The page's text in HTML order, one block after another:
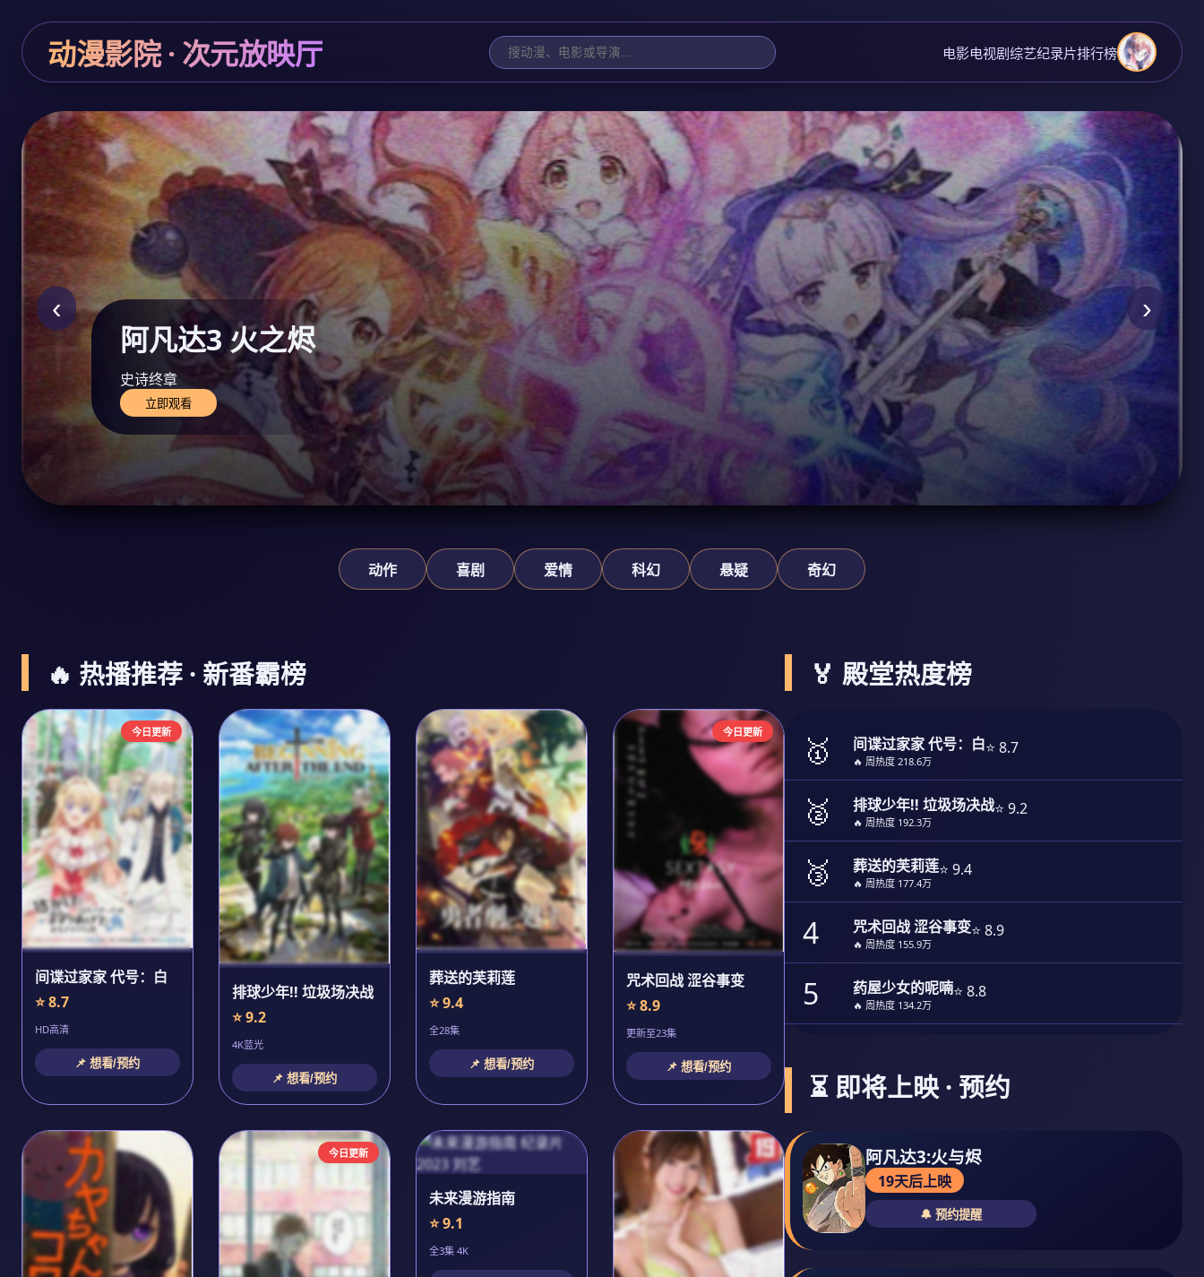
动漫影院 · 次元放映厅 电影电视剧综艺纪录片排行榜
阿凡达3 火之烬
史诗终章
立即观看
‹ ›
动作 喜剧 爱情 科幻 悬疑 奇幻
🔥 热播推荐 · 新番霸榜
今日更新
间谍过家家 代号：白
⭐ 8.7
HD高清
📌 想看/预约
排球少年!! 垃圾场决战
⭐ 9.2
4K蓝光
📌 想看/预约
葬送的芙莉莲
⭐ 9.4
全28集
📌 想看/预约
今日更新
咒术回战 涩谷事变
⭐ 8.9
更新至23集
📌 想看/预约
今日更新
未来漫游指南
⭐ 9.1
全3集 4K
🏅 殿堂热度榜
🥇 间谍过家家 代号：白
🔥 周热度 218.6万
⭐ 8.7
🥈 排球少年!! 垃圾场决战
🔥 周热度 192.3万
⭐ 9.2
🥉 葬送的芙莉莲
🔥 周热度 177.4万
⭐ 9.4
4 咒术回战 涩谷事变
🔥 周热度 155.9万
⭐ 8.9
5 药屋少女的呢喃
🔥 周热度 134.2万
⭐ 8.8
⏳ 即将上映 · 预约
阿凡达3:火与烬
19天后上映
🔔 预约提醒